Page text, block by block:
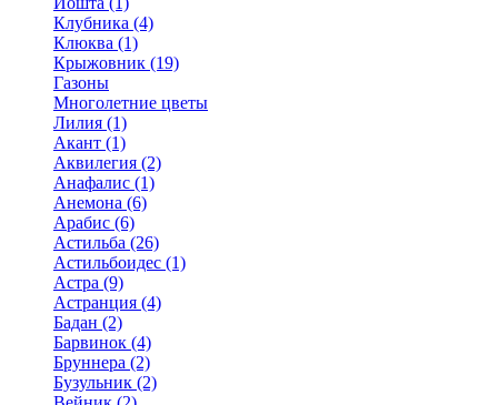
Клубника (4)
Клюква (1)
Крыжовник (19)
Газоны
Многолетние цветы
Лилия (1)
Акант (1)
Аквилегия (2)
Анафалис (1)
Анемона (6)
Арабис (6)
Астильба (26)
Астильбоидес (1)
Астра (9)
Астранция (4)
Бадан (2)
Барвинок (4)
Бруннера (2)
Бузульник (2)